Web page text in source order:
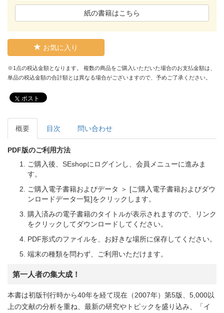
紙の書籍はこちら
お気に入り
※1点の税込金額となります。 複数の商品をご購入いただいた場合のお支払金額は、
単品の税込金額の合計額とは異なる場合がございますので、予めご了承ください。
ポスト
概要 目次 問い合わせ
PDF版のご利用方法
ご購入後、SEshopにログインし、会員メニューに進みま
す。
ご購入電子書籍およびデータ ＞ [ご購入電子書籍およびダウ
ンロードデータ一覧]をクリックします。
購入済みの電子書籍のタイトルが表示されますので、リンク
をクリックしてダウンロードしてください。
PDF形式のファイルを、お好きな場所に保存してください。
端末の種類を問わず、ご利用いただけます。
第一人者の集大成！
本書は初版刊行時から40年を経て現在（2007年）第5版、5,000以
上の文献の分析を重ね、最新の研究やトピックを盛り込み、「イ